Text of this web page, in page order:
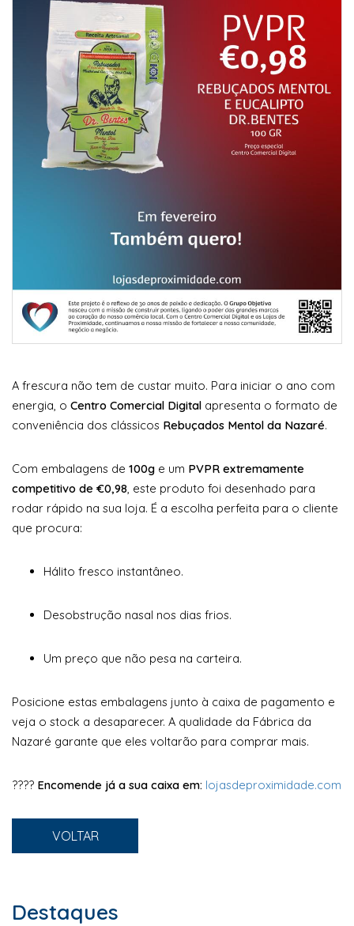
A frescura não tem de custar muito. Para iniciar o ano com
energia, o Centro Comercial Digital apresenta o formato de
conveniência dos clássicos Rebuçados Mentol da Nazaré.
Com embalagens de 100g e um PVPR extremamente
competitivo de €0,98 , este produto foi desenhado para
rodar rápido na sua loja. É a escolha perfeita para o cliente
que procura:
Hálito fresco instantâneo.
Desobstrução nasal nos dias frios.
Um preço que não pesa na carteira.
Posicione estas embalagens junto à caixa de pagamento e
veja o stock a desaparecer. A qualidade da Fábrica da
Nazaré garante que eles voltarão para comprar mais.
???? Encomende já a sua caixa em: lojasdeproximidade.com
VOLTAR
Destaques